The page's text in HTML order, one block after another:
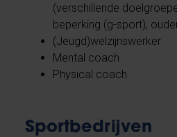
(verschillende
beperking (g-sport),
(Jeugd)welzijnswerker
Mental coach
Physical coach
Sportbedrijven